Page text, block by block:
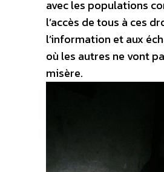
avec les populations
l’accès de tous à ces
l’information et aux
où les autres ne vont
misère.